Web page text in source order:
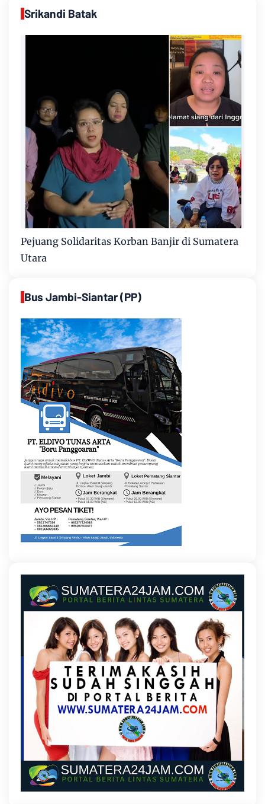
Srikandi Batak
Pejuang Solidaritas Korban Banjir di Sumatera
Utara
Bus Jambi-Siantar (PP)